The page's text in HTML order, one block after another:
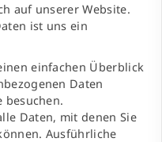
auf unserer Website.
ist uns ein
einfachen Überblick
Daten
besuchen.
Daten, mit denen Sie
Ausführliche